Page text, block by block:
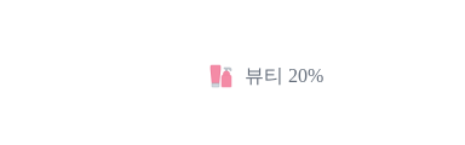
뷰티 20%